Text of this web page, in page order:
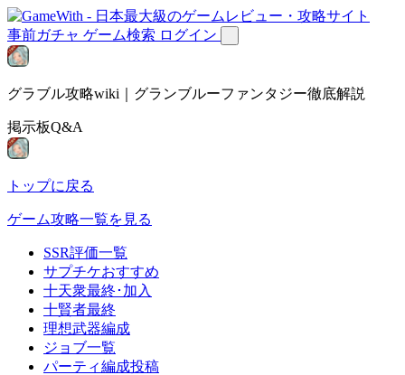
事前ガチャ ゲーム検索 ログイン
グラブル攻略wiki｜グランブルーファンタジー徹底解説
掲示板Q&A
トップに戻る
ゲーム攻略一覧を見る
SSR評価一覧
サプチケおすすめ
十天衆最終･加入
十賢者最終
理想武器編成
ジョブ一覧
パーティ編成投稿